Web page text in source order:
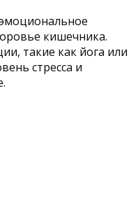
кишечника.
такие как йога или
стресса и